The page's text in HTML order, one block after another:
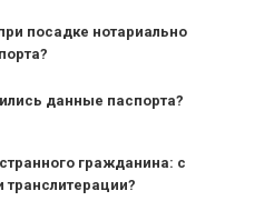
посадке нотариально
данные паспорта?
гражданина: с